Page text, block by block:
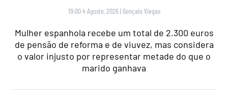
19:00 4 Agosto, 2026 | Gonçalo Viegas
Mulher espanhola recebe um total de 2.300 euros
de pensão de reforma e de viuvez, mas considera
o valor injusto por representar metade do que o
marido ganhava